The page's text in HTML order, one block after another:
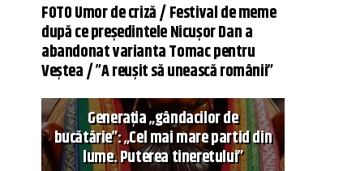
FOTO Umor de criză / Festival de meme
după ce președintele Nicușor Dan a
abandonat varianta Tomac pentru
Veștea / ”A reușit să unească românii”
Generația „gândacilor de
bucătărie”: „Cel mai mare partid din
lume. Puterea tineretului”